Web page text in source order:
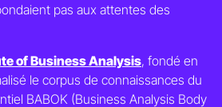
pas aux attentes des
of Business Analysis, fondé en
le corpus de connaissances du
BABOK (Business Analysis Body